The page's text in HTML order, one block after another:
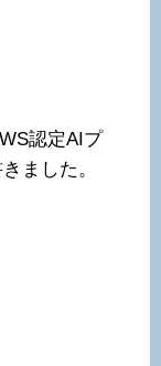
認定AIプ
ました。